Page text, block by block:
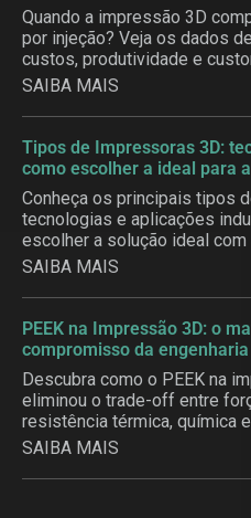
Quando a impressão 3D
por injeção? Veja os dados
custos, produtividade e
SAIBA MAIS
Tipos de Impressoras 3D:
como escolher a ideal para
Conheça os principais tipos
tecnologias e aplicações
escolher a solução ideal com
SAIBA MAIS
PEEK na Impressão 3D: o
compromisso da
Descubra como o PEEK na
eliminou o trade-off entre
resistência térmica, química
SAIBA MAIS